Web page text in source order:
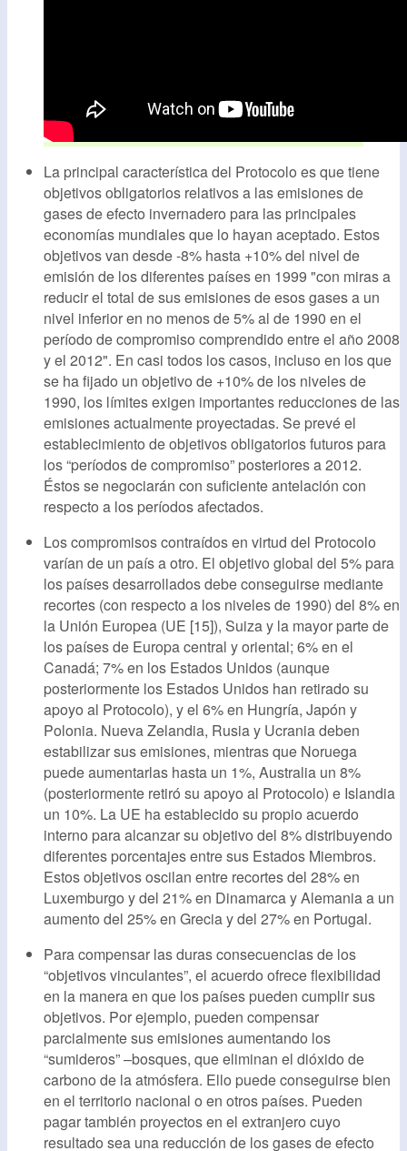
La principal característica del Protocolo es que tiene
objetivos obligatorios relativos a las emisiones de
gases de efecto invernadero para las principales
economías mundiales que lo hayan aceptado. Estos
objetivos van desde -8% hasta +10% del nivel de
emisión de los diferentes países en 1999 "con miras a
reducir el total de sus emisiones de esos gases a un
nivel inferior en no menos de 5% al de 1990 en el
período de compromiso comprendido entre el año 2008
y el 2012". En casi todos los casos, incluso en los que
se ha fijado un objetivo de +10% de los niveles de
1990, los límites exigen importantes reducciones de las
emisiones actualmente proyectadas. Se prevé el
establecimiento de objetivos obligatorios futuros para
los “períodos de compromiso” posteriores a 2012.
Éstos se negociarán con suficiente antelación con
respecto a los períodos afectados.
Los compromisos contraídos en virtud del Protocolo
varían de un país a otro. El objetivo global del 5% para
los países desarrollados debe conseguirse mediante
recortes (con respecto a los niveles de 1990) del 8% en
la Unión Europea (UE [15]), Suiza y la mayor parte de
los países de Europa central y oriental; 6% en el
Canadá; 7% en los Estados Unidos (aunque
posteriormente los Estados Unidos han retirado su
apoyo al Protocolo), y el 6% en Hungría, Japón y
Polonia. Nueva Zelandia, Rusia y Ucrania deben
estabilizar sus emisiones, mientras que Noruega
puede aumentarlas hasta un 1%, Australia un 8%
(posteriormente retiró su apoyo al Protocolo) e Islandia
un 10%. La UE ha establecido su propio acuerdo
interno para alcanzar su objetivo del 8% distribuyendo
diferentes porcentajes entre sus Estados Miembros.
Estos objetivos oscilan entre recortes del 28% en
Luxemburgo y del 21% en Dinamarca y Alemania a un
aumento del 25% en Grecia y del 27% en Portugal.
Para compensar las duras consecuencias de los
“objetivos vinculantes”, el acuerdo ofrece flexibilidad
en la manera en que los países pueden cumplir sus
objetivos. Por ejemplo, pueden compensar
parcialmente sus emisiones aumentando los
“sumideros” –bosques, que eliminan el dióxido de
carbono de la atmósfera. Ello puede conseguirse bien
en el territorio nacional o en otros países. Pueden
pagar también proyectos en el extranjero cuyo
resultado sea una reducción de los gases de efecto